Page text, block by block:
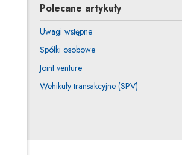
Polecane artykuły
Uwagi wstępne
Spółki osobowe
Joint venture
Wehikuły transakcyjne (SPV)